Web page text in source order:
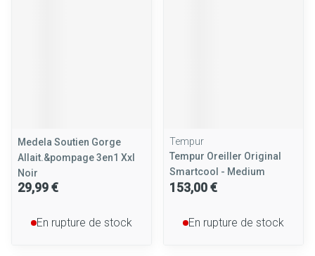
Medela Soutien Gorge
Allait.&pompage 3en1 Xxl
Noir
29,99 €
En rupture de stock
Tempur
Tempur Oreiller Original
Smartcool - Medium
153,00 €
En rupture de stock